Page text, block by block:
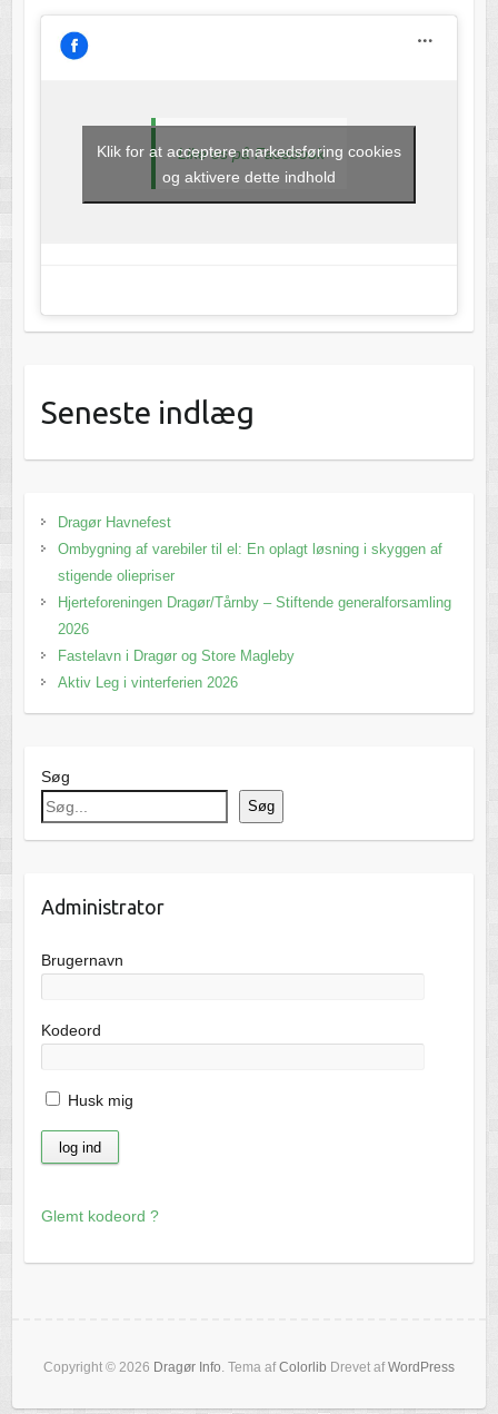
Like os på Facebook
Klik for at acceptere markedsføring cookies
og aktivere dette indhold
Seneste indlæg
Dragør Havnefest
Ombygning af varebiler til el: En oplagt løsning i skyggen af
stigende oliepriser
Hjerteforeningen Dragør/Tårnby – Stiftende generalforsamling
2026
Fastelavn i Dragør og Store Magleby
Aktiv Leg i vinterferien 2026
Søg
Søg
Administrator
Brugernavn
Kodeord
Husk mig
Glemt kodeord ?
Copyright © 2026 Dragør Info. Tema afColorlib Drevet afWordPress